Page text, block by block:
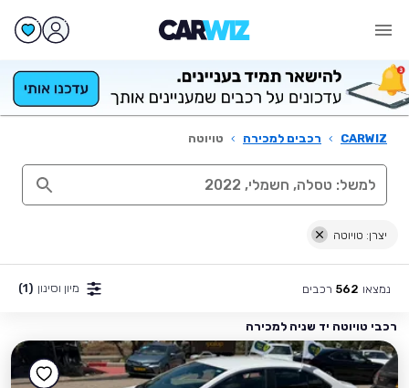
CARWIZ
› רכבים למכירה › טויוטה
יצרן: טויוטה
נמצאו 562 רכבים מיון וסינון (1)
רכבי טויוטה יד שניה למכירה